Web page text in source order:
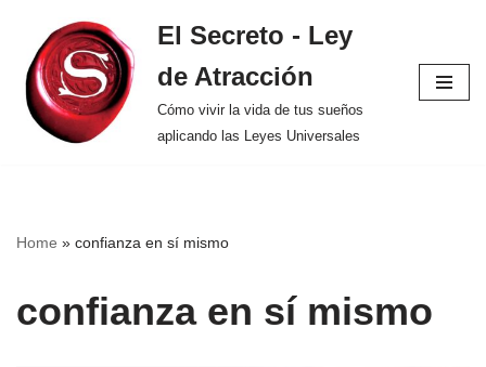
Saltar
al
contenido
El Secreto - Ley
de Atracción
Cómo vivir la vida de tus sueños
aplicando las Leyes Universales
Home » confianza en sí mismo
confianza en sí mismo